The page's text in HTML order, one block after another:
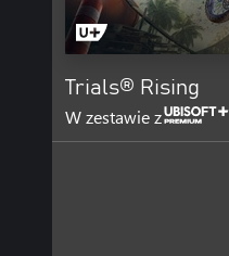
Trials® Rising
W zestawie z